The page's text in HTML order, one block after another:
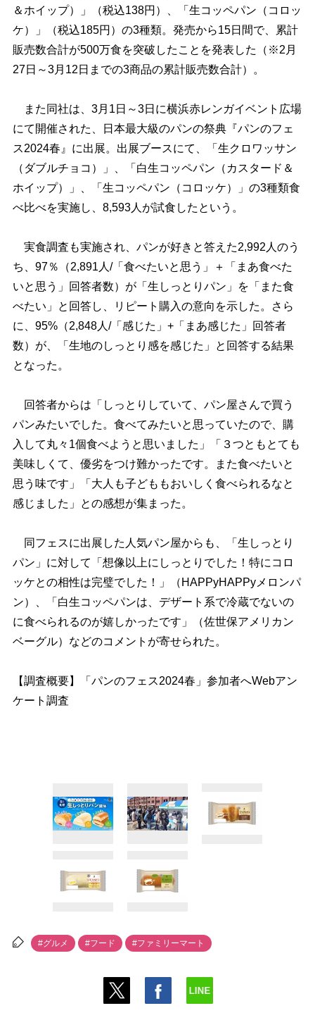
＆ホイップ）」（税込138円）、「生コッペパン（コロッ
ケ）」（税込185円）の3種類。発売から15日間で、累計
販売数合計が500万食を突破したことを発表した（※2月
27日～3月12日までの3商品の累計販売数合計）。
また同社は、3月1日～3日に横浜赤レンガイベント広場
にて開催された、日本最大級のパンの祭典『パンのフェ
ス2024春』に出展。出展ブースにて、「生クロワッサン
（ダブルチョコ）」、「白生コッペパン（カスタード＆
ホイップ）」、「生コッペパン（コロッケ）」の3種類食
べ比べを実施し、8,593人が試食したという。
実食調査も実施され、パンが好きと答えた2,992人のう
ち、97％（2,891人/「食べたいと思う」＋「まあ食べた
いと思う」回答者数）が「生しっとりパン」を「また食
べたい」と回答し、リピート購入の意向を示した。さら
に、95%（2,848人/「感じた」+「まあ感じた」回答者
数）が、「生地のしっとり感を感じた」と回答する結果
となった。
回答者からは「しっとりしていて、パン屋さんで買う
パンみたいでした。食べてみたいと思っていたので、購
入して丸々1個食べようと思いました」「３つともとても
美味しくて、優劣をつけ難かったです。また食べたいと
思う味です」「大人も子どももおいしく食べられるなと
感じました」との感想が集まった。
同フェスに出展した人気パン屋からも、「生しっとり
パン」に対して「想像以上にしっとりでした！特にコロ
ッケとの相性は完璧でした！」（HAPPyHAPPyメロンパ
ン）、「白生コッペパンは、デザート系で冷蔵でないの
に食べられるのが嬉しかったです」（佐世保アメリカン
ベーグル）などのコメントが寄せられた。
【調査概要】「パンのフェス2024春」参加者へWebアン
ケート調査
#グルメ #フード #ファミリーマート